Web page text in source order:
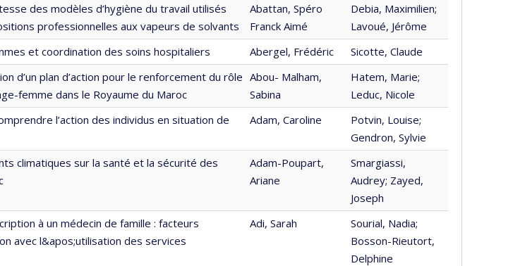
des modèles d’hygiène du travail utilisés
professionnelles aux vapeurs de solvants
Abattan, Spéro
Franck Aimé
Debia, Maximilien;
Lavoué, Jérôme
et coordination des soins hospitaliers Abergel, Frédéric
Sicotte, Claude
d’un plan d’action pour le renforcement du rôle
femme dans le Royaume du Maroc
Abou- Malham,
Sabina
Hatem, Marie;
Leduc, Nicole
l’action des individus en situation de
Adam, Caroline
Potvin, Louise;
Gendron, Sylvie
climatiques sur la santé et la sécurité des
Adam-Poupart,
Ariane
Smargiassi,
Audrey; Zayed,
Joseph
à un médecin de famille : facteurs
avec l&apos;utilisation des services
Adi, Sarah
Sourial, Nadia;
Bosson-Rieutort,
Delphine